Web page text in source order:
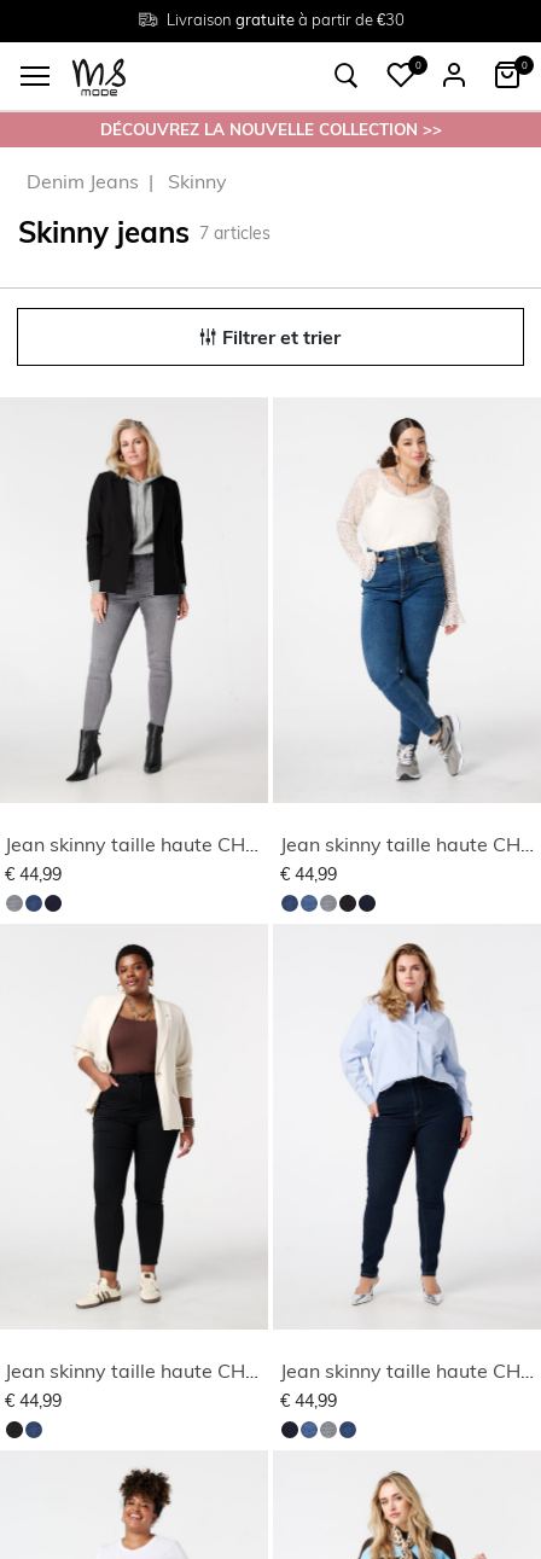
Livraison gratuiteà partir de €30
Tailles du38 au 54
Retourgratuit en magasin
0 0
DÉCOUVREZ LA NOUVELLE COLLECTION >>
Denim Jeans Skinny
Skinny jeans 7 articles
Filtrer et trier
€ 44,99 € 44,99
€ 44,99 € 44,99